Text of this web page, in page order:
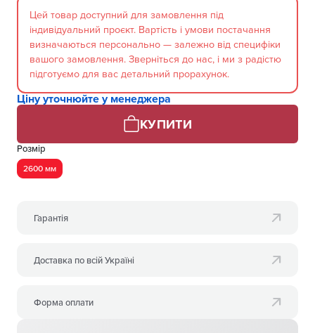
Цей товар доступний для замовлення під
індивідуальний проєкт. Вартість і умови постачання
визначаються персонально — залежно від специфіки
вашого замовлення. Зверніться до нас, і ми з радістю
підготуємо для вас детальний прорахунок.
Ціну уточнюйте у менеджера
КУПИТИ
Розмір
2600 мм
Гарантія
Доставка по всій Україні
Форма оплати